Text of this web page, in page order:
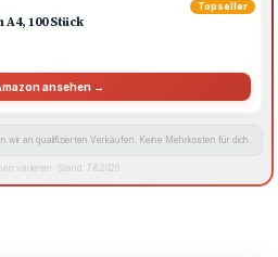
Topseller
100 Stück
ansehen →
wir an qualifizierten Verkäufen. Keine Mehrkosten für dich.
variieren · Stand: 7.8.2026